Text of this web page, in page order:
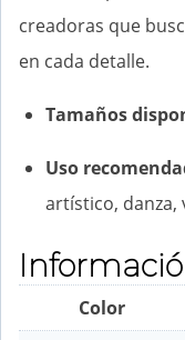
creadoras que
en cada detalle.
Tamaños
Uso
artístico, danza,
Color